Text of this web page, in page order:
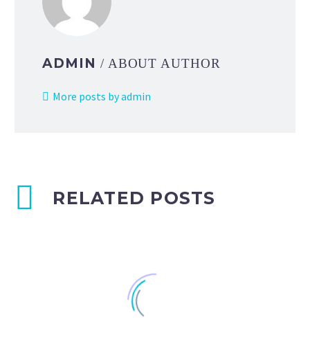
ADMIN / ABOUT AUTHOR
More posts by admin
RELATED POSTS